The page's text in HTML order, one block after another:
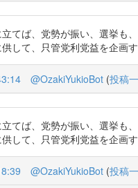
てば、党勢が振い、選挙も
して、只管党利党益を企画
@OzakiYukioBot (投稿
てば、党勢が振い、選挙も
して、只管党利党益を企画
@OzakiYukioBot (投稿